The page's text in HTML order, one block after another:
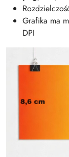
Grafika ma
DPI